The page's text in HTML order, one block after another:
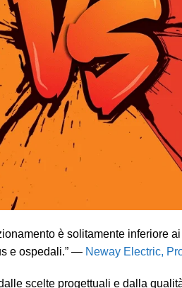
è solitamente inferiore
e ospedali.” — Neway Electric,
scelte progettuali e dalla